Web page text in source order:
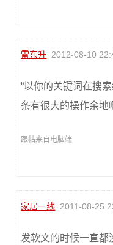
雷东升 2012-08-10
“以你的关键词在搜
条有很大的操作余地
跟帖来自电脑端
家居一线 2011-08-25
发软文的时候一直都